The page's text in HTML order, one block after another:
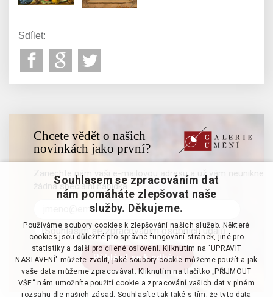
Sdílet:
Chcete vědět o našich
novinkách jako první?
Zanechte nám vaši e-mailovou adresu a už vám neunikne
žádná speciální nabídka
Souhlasím se zpracováním osobních údajů
Souhlasem se zpracováním dat
nám pomáháte zlepšovat naše
služby. Děkujeme.
Používáme soubory cookies k zlepšování našich služeb. Některé
cookies jsou důležité pro správné fungování stránek, jiné pro
statistiky a další pro cílené oslovení. Kliknutím na "UPRAVIT
NASTAVENÍ" můžete zvolit, jaké soubory cookie můžeme použít a jak
vaše data můžeme zpracovávat. Kliknutím na tlačítko „PŘIJMOUT
VŠE“ nám umožníte použití cookie a zpracování vašich dat v plném
rozsahu dle našich zásad. Souhlasíte tak také s tím, že tyto data